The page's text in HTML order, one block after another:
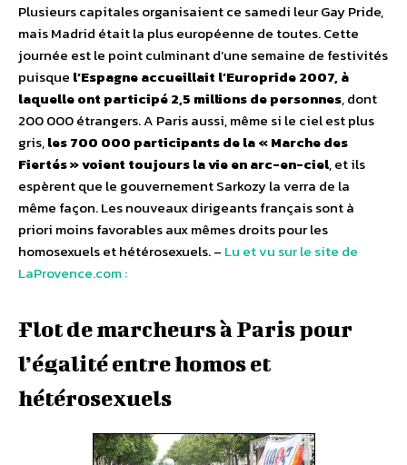
Plusieurs capitales organisaient ce samedi leur Gay Pride,
mais Madrid était la plus européenne de toutes. Cette
journée est le point culminant d’une semaine de festivités
puisque l’Espagne accueillait l’Europride 2007, à
laquelle ont participé 2,5 millions de personnes, dont
200 000 étrangers. A Paris aussi, même si le ciel est plus
gris,les 700 000 participants de la « Marche des
Fiertés » voient toujours la vie en arc-en-ciel, et ils
espèrent que le gouvernement Sarkozy la verra de la
même façon. Les nouveaux dirigeants français sont à
priori moins favorables aux mêmes droits pour les
homosexuels et hétérosexuels. – Lu et vu sur le site de
LaProvence.com :
Flot de marcheurs à Paris pour
l’égalité entre homos et
hétérosexuels